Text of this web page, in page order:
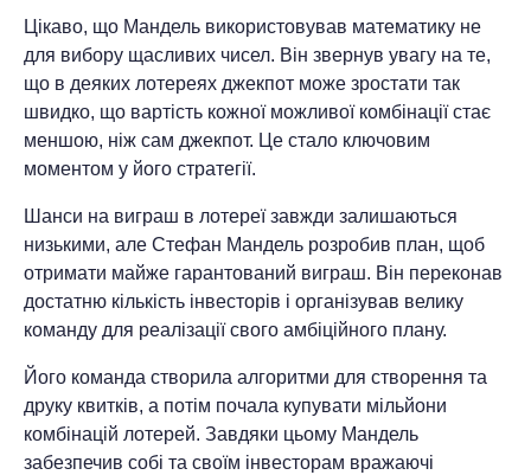
Цікаво, що Мандель використовував математику не
для вибору щасливих чисел. Він звернув увагу на те,
що в деяких лотереях джекпот може зростати так
швидко, що вартість кожної можливої комбінації стає
меншою, ніж сам джекпот. Це стало ключовим
моментом у його стратегії.
Шанси на виграш в лотереї завжди залишаються
низькими, але Стефан Мандель розробив план, щоб
отримати майже гарантований виграш. Він переконав
достатню кількість інвесторів і організував велику
команду для реалізації свого амбіційного плану.
Його команда створила алгоритми для створення та
друку квитків, а потім почала купувати мільйони
комбінацій лотерей. Завдяки цьому Мандель
забезпечив собі та своїм інвесторам вражаючі